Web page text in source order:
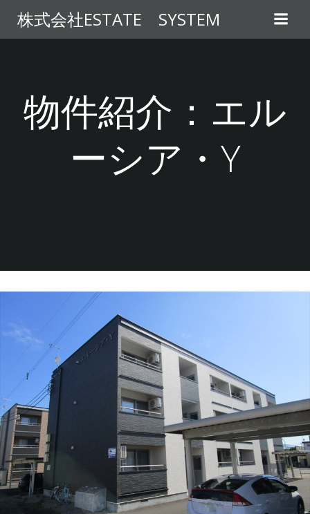
ン
テ
ス
プ
株式会社ESTATE SYSTEM
物件紹介：エル
ーシア・Y